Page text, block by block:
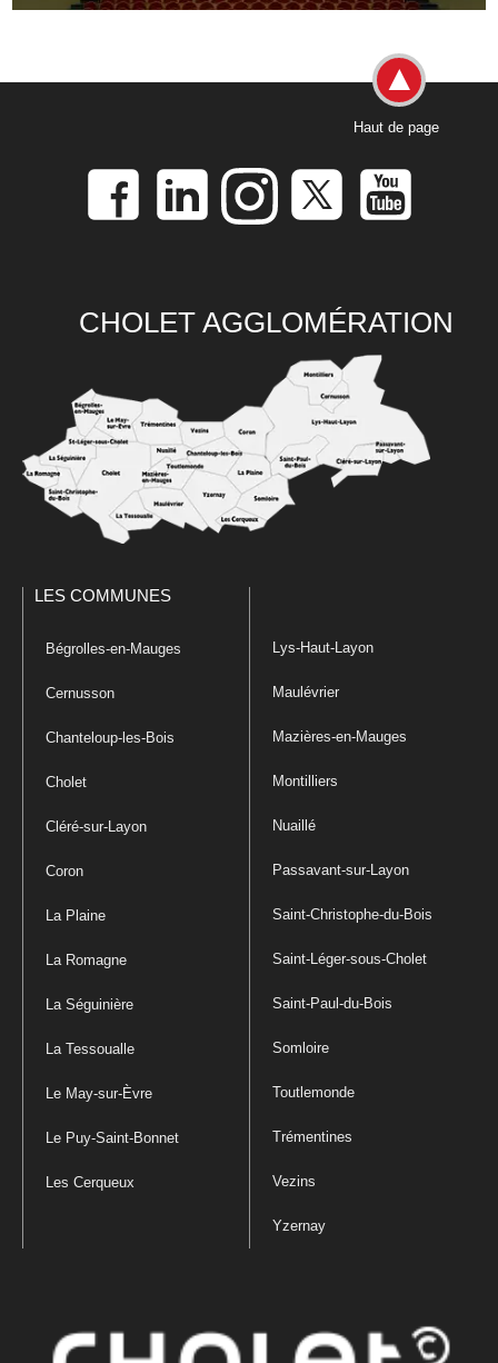
Haut de page
CHOLET AGGLOMÉRATION
LES COMMUNES
Bégrolles-en-Mauges
Cernusson
Chanteloup-les-Bois
Cholet
Cléré-sur-Layon
Coron
La Plaine
La Romagne
La Séguinière
La Tessoualle
Le May-sur-Èvre
Le Puy-Saint-Bonnet
Les Cerqueux
Lys-Haut-Layon
Maulévrier
Mazières-en-Mauges
Montilliers
Nuaillé
Passavant-sur-Layon
Saint-Christophe-du-Bois
Saint-Léger-sous-Cholet
Saint-Paul-du-Bois
Somloire
Toutlemonde
Trémentines
Vezins
Yzernay